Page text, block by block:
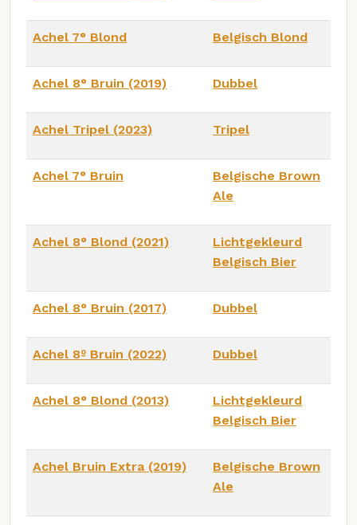
Achel 7° Blond Belgisch Blond
Achel 8° Bruin (2019) Dubbel
Achel Tripel (2023) Tripel
Achel 7° Bruin
Belgische Brown
Ale
Achel 8° Blond (2021)
Lichtgekleurd
Belgisch Bier
Achel 8° Bruin (2017) Dubbel
Achel 8º Bruin (2022) Dubbel
Achel 8° Blond (2013)
Lichtgekleurd
Belgisch Bier
Achel Bruin Extra (2019)
Belgische Brown
Ale